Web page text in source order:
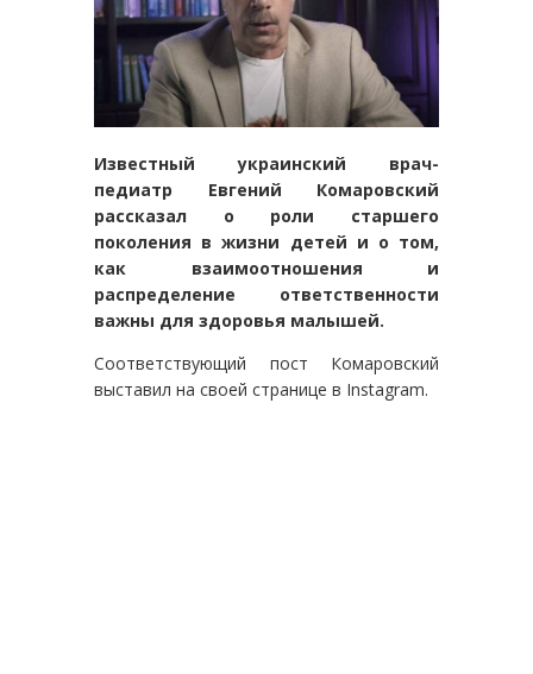
Известный украинский врач-
педиатр Евгений Комаровский
рассказал о роли старшего
поколения в жизни детей и о том,
как взаимоотношения и
распределение ответственности
важны для здоровья малышей.
Соответствующий пост Комаровский
выставил на своей странице в Instagram.